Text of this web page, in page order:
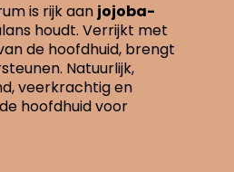
is rijk aan jojoba-
houdt. Verrijkt met
de hoofdhuid, brengt
Natuurlijk,
veerkrachtig en
hoofdhuid voor